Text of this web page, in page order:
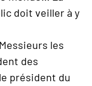
doit veiller à y
les
des
président du